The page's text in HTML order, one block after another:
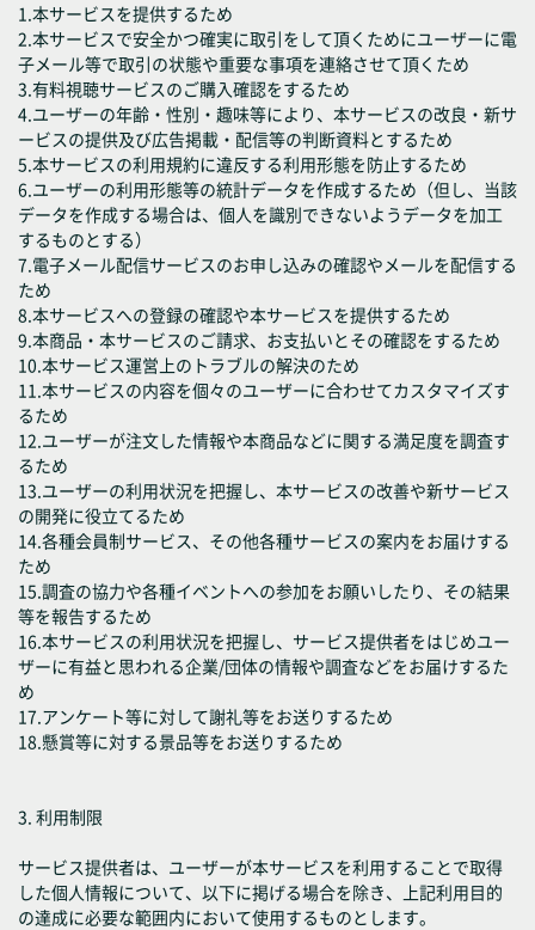
1.本サービスを提供するため
2.本サービスで安全かつ確実に取引をして頂くためにユーザーに電
子メール等で取引の状態や重要な事項を連絡させて頂くため
3.有料視聴サービスのご購入確認をするため
4.ユーザーの年齢・性別・趣味等により、本サービスの改良・新サ
ービスの提供及び広告掲載・配信等の判断資料とするため
5.本サービスの利用規約に違反する利用形態を防止するため
6.ユーザーの利用形態等の統計データを作成するため（但し、当該
データを作成する場合は、個人を識別できないようデータを加工
するものとする）
7.電子メール配信サービスのお申し込みの確認やメールを配信する
ため
8.本サービスへの登録の確認や本サービスを提供するため
9.本商品・本サービスのご請求、お支払いとその確認をするため
10.本サービス運営上のトラブルの解決のため
11.本サービスの内容を個々のユーザーに合わせてカスタマイズす
るため
12.ユーザーが注文した情報や本商品などに関する満足度を調査す
るため
13.ユーザーの利用状況を把握し、本サービスの改善や新サービス
の開発に役立てるため
14.各種会員制サービス、その他各種サービスの案内をお届けする
ため
15.調査の協力や各種イベントへの参加をお願いしたり、その結果
等を報告するため
16.本サービスの利用状況を把握し、サービス提供者をはじめユー
ザーに有益と思われる企業/団体の情報や調査などをお届けするた
め
17.アンケート等に対して謝礼等をお送りするため
18.懸賞等に対する景品等をお送りするため
3. 利用制限
サービス提供者は、ユーザーが本サービスを利用することで取得
した個人情報について、以下に掲げる場合を除き、上記利用目的
の達成に必要な範囲内において使用するものとします。